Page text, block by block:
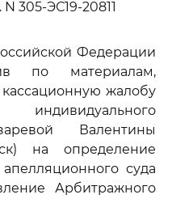
N 305-ЭС19-20811
Федерации
по материалам,
жалобу
Валентины
на определение
суда
Арбитражного